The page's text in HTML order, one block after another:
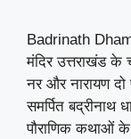
Badrinath
मंदिर उत्तराखंड
नर और नारायण दो
समर्पित बद्रीनाथ
पौराणिक कथाओं